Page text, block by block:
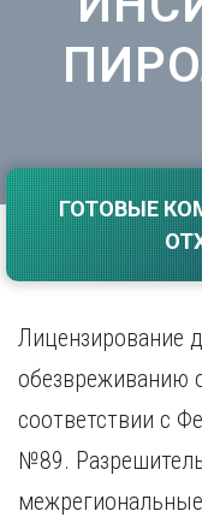
Волгоград
Воронеж
И
Иваново
Ижевск
Иркутск
Казань
Калининград
Кемерово
Киров
Краснодар
ГОТОВЫЕ
Лицензирование
обезвреживанию
соответствии с
№89.